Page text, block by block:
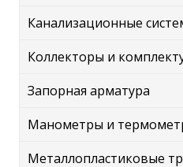
Канализационные
Коллекторы и
Запорная арматура
Манометры и
Металлопластиковые